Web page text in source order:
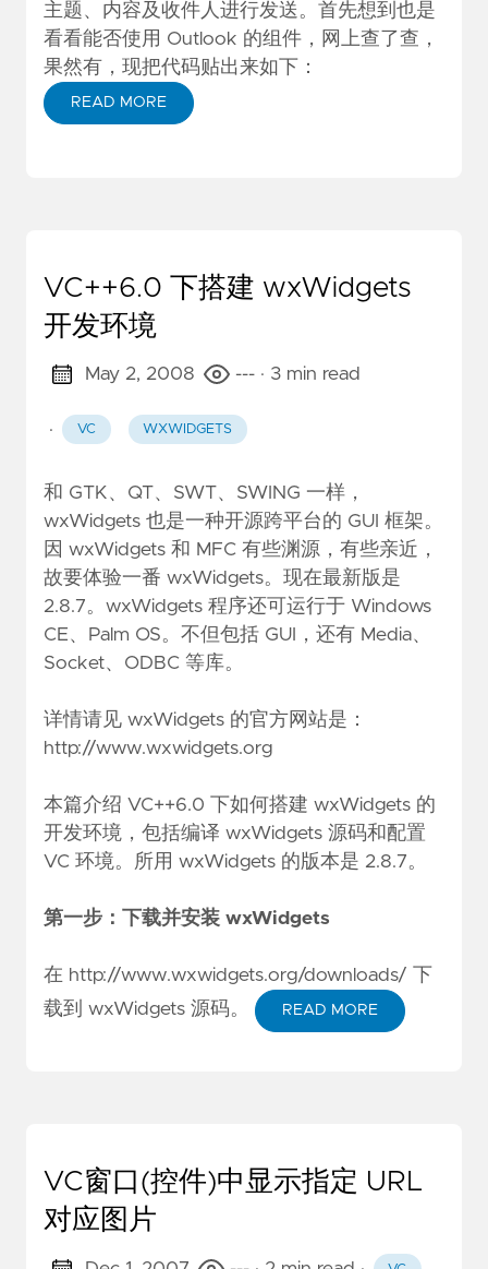
主题、内容及收件人进行发送。首先想到也是
看看能否使用 Outlook 的组件，网上查了查，
果然有，现把代码贴出来如下：
READ MORE
VC++6.0 下搭建 wxWidgets
开发环境
May 2, 2008 --- · 3 min read
· VC WXWIDGETS
和 GTK、QT、SWT、SWING 一样，
wxWidgets 也是一种开源跨平台的 GUI 框架。
因 wxWidgets 和 MFC 有些渊源，有些亲近，
故要体验一番 wxWidgets。现在最新版是
2.8.7。wxWidgets 程序还可运行于 Windows
CE、Palm OS。不但包括 GUI，还有 Media、
Socket、ODBC 等库。
详情请见 wxWidgets 的官方网站是：
http://www.wxwidgets.org
本篇介绍 VC++6.0 下如何搭建 wxWidgets 的
开发环境，包括编译 wxWidgets 源码和配置
VC 环境。所用 wxWidgets 的版本是 2.8.7。
第一步：下载并安装 wxWidgets
在 http://www.wxwidgets.org/downloads/
下
载到 wxWidgets 源码。
READ MORE
VC窗口(控件)中显示指定 URL
对应图片